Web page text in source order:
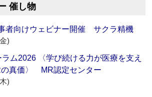
催し物
者向けウェビナー開催 サクラ精機
)
ム2026 〈学び続ける力が医療を支え
真価〉 MR認定センター
)